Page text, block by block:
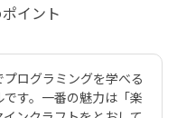
イント
ログラミングを学べる
す。一番の魅力は「楽